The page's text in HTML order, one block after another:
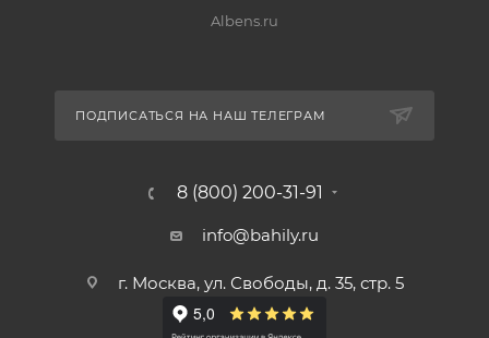
Albens.ru
ПОДПИСАТЬСЯ НА НАШ ТЕЛЕГРАМ
8 (800) 200-31-91
info@bahily.ru
г. Москва, ул. Свободы, д. 35, стр. 5